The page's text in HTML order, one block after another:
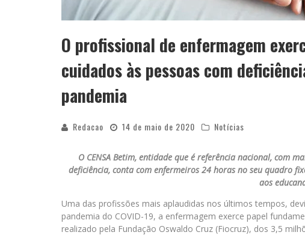
O profissional de enfermagem
cuidados às pessoas com
pandemia
Redacao 14 de maio de 2020 Notícias
O CENSA Betim, entidade que é referência nacional, com
deficiência, conta com enfermeiros 24 horas no seu quadro
aos
Uma das profissões mais aplaudidas nos últimos tempos,
pandemia do COVID-19, a enfermagem exerce papel
realizado pela Fundação Oswaldo Cruz (Fiocruz), dos 3,5